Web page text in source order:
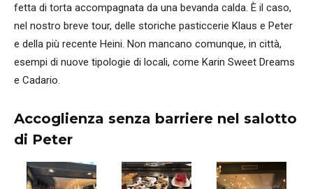
fetta di torta accompagnata da una bevanda calda. È il caso,
nel nostro breve tour, delle storiche pasticcerie Klaus e Peter
e della più recente Heini. Non mancano comunque, in città,
esempi di nuove tipologie di locali, come Karin Sweet Dreams
e Cadario.
Accoglienza senza barriere nel salotto
di Peter